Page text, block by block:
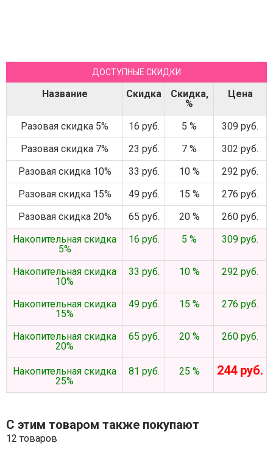
ДОСТУПНЫЕ СКИДКИ
Название Скидка
Скидка,
%
Цена
Разовая скидка 5% 16 руб. 5 %
309 руб.
Разовая скидка 7%
23 руб. 7 %
302 руб.
Разовая скидка 10%
33 руб. 10 %
292 руб.
Разовая скидка 15%
49 руб. 15 %
276 руб.
Разовая скидка 20%
65 руб. 20 %
260 руб.
Накопительная скидка
5%
16 руб. 5 % 309 руб.
Накопительная скидка
10%
33 руб. 10 % 292 руб.
Накопительная скидка
15%
49 руб. 15 % 276 руб.
Накопительная скидка
20%
65 руб. 20 % 260 руб.
Накопительная скидка
25%
81 руб. 25 % 244 руб.
С этим товаром также покупают
12 товаров